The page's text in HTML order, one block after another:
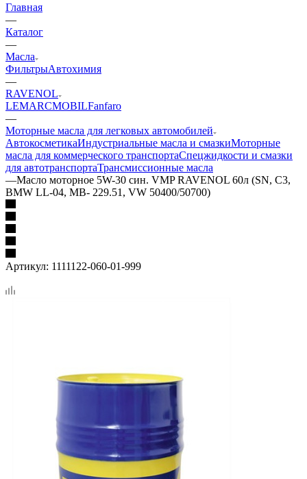
Главная
—
Каталог
—
Масла
ФильтрыАвтохимия
—
RAVENOL
LEMARCMOBILFanfaro
—
Моторные масла для легковых автомобилей
АвтокосметикаИндустриальные масла и смазкиМоторные
масла для коммерческого транспортаСпецжидкости и смазки
для автотранспортаТрансмиссионные масла
—Масло моторное 5W-30 син. VMP RAVENOL 60л (SN, C3,
BMW LL-04, MB- 229.51, VW 50400/50700)
Артикул: 1111122-060-01-999